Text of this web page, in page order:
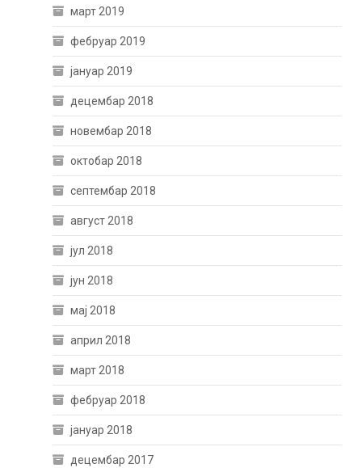
март 2019
фебруар 2019
јануар 2019
децембар 2018
новембар 2018
октобар 2018
септембар 2018
август 2018
јул 2018
јун 2018
мај 2018
април 2018
март 2018
фебруар 2018
јануар 2018
децембар 2017